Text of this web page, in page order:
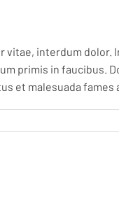
interdum dolor.
primis in faucibus.
et malesuada fames